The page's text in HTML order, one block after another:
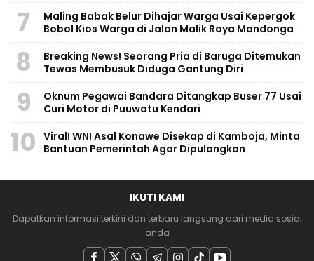
7
Maling Babak Belur Dihajar Warga Usai Kepergok
Bobol Kios Warga di Jalan Malik Raya Mandonga
8
Breaking News! Seorang Pria di Baruga Ditemukan
Tewas Membusuk Diduga Gantung Diri
9
Oknum Pegawai Bandara Ditangkap Buser 77 Usai
Curi Motor di Puuwatu Kendari
10 Viral! WNI Asal Konawe Disekap di Kamboja, Minta
Bantuan Pemerintah Agar Dipulangkan
IKUTI KAMI
Dapatkan informasi terkini dan terbaru langsung dari media sosial
anda